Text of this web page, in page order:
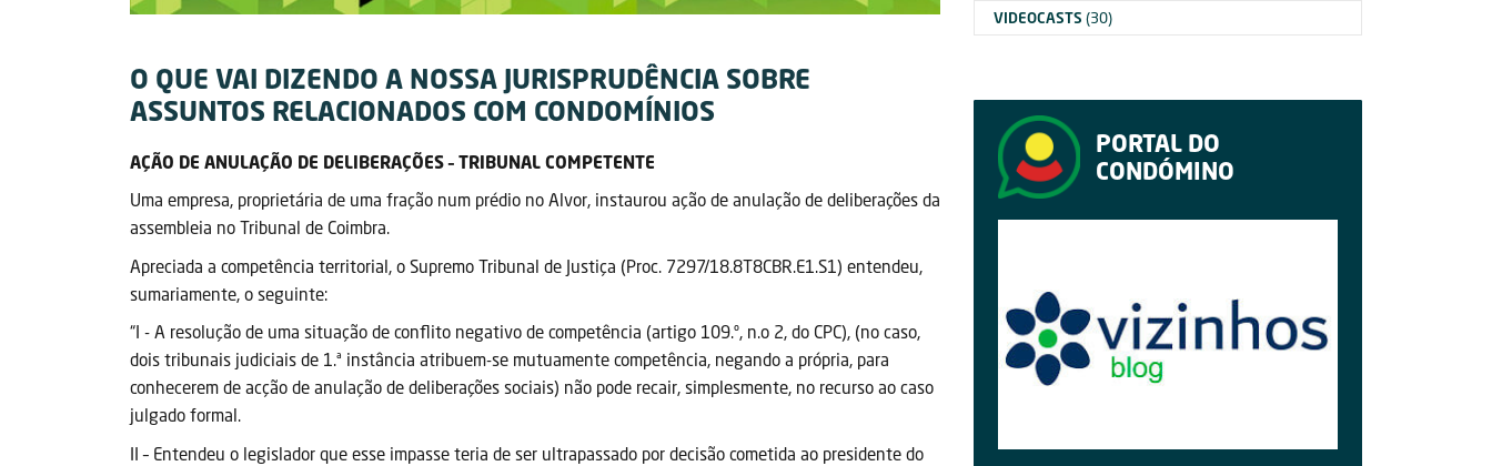
O QUE VAI DIZENDO A NOSSA JURISPRUDÊNCIA SOBRE
ASSUNTOS RELACIONADOS COM CONDOMÍNIOS
AÇÃO DE ANULAÇÃO DE DELIBERAÇÕES – TRIBUNAL COMPETENTE
Uma empresa, proprietária de uma fração num prédio no Alvor, instaurou ação de anulação de deliberações da
assembleia no Tribunal de Coimbra.
Apreciada a competência territorial, o Supremo Tribunal de Justiça (Proc. 7297/18.8T8CBR.E1.S1) entendeu,
sumariamente, o seguinte:
“I - A resolução de uma situação de conflito negativo de competência (artigo 109.º, n.o 2, do CPC), (no caso,
dois tribunais judiciais de 1.ª instância atribuem-se mutuamente competência, negando a própria, para
conhecerem de acção de anulação de deliberações sociais) não pode recair, simplesmente, no recurso ao caso
julgado formal.
II – Entendeu o legislador que esse impasse teria de ser ultrapassado por decisão cometida ao presidente do
VIDEOCASTS (30)
PORTAL DO
CONDÓMINO